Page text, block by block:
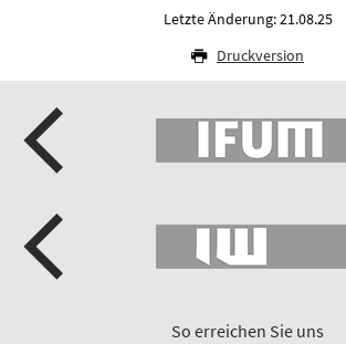
Letzte Änderung: 21.08.25
Druckversion
So erreichen Sie uns